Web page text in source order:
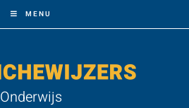
MENU
Onderwijs